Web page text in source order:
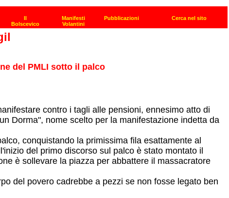
del PMLI sotto il palco
contro i tagli alle pensioni, ennesimo atto di
Dorma", nome scelto per la manifestazione indetta da
conquistando la primissima fila esattamente al
del primo discorso sul palco è stato montato il
è sollevare la piazza per abbattere il massacratore
del povero cadrebbe a pezzi se non fosse legato ben